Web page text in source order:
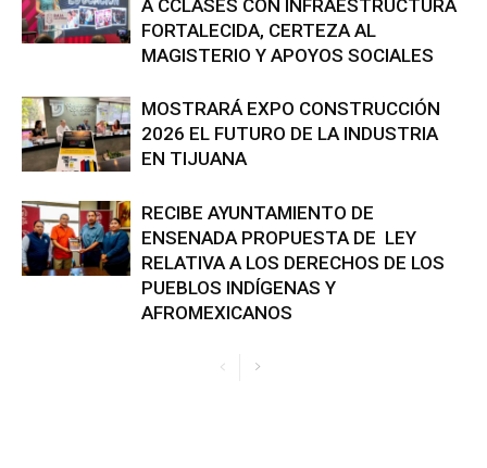
A CCLASES CON INFRAESTRUCTURA
FORTALECIDA, CERTEZA AL
MAGISTERIO Y APOYOS SOCIALES
MOSTRARÁ EXPO CONSTRUCCIÓN
2026 EL FUTURO DE LA INDUSTRIA
EN TIJUANA
RECIBE AYUNTAMIENTO DE
ENSENADA PROPUESTA DE LEY
RELATIVA A LOS DERECHOS DE LOS
PUEBLOS INDÍGENAS Y
AFROMEXICANOS